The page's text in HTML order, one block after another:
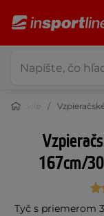
Hriadele
167cm/
Tyč s priemerom